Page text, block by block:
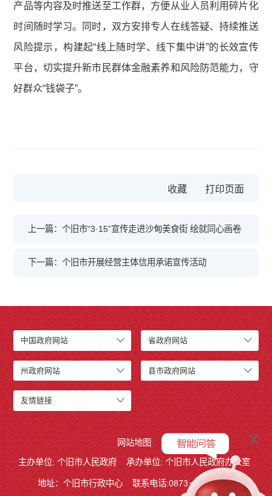
产品等内容及时推送至工作群，方便从业人员利用碎片化
时间随时学习。同时，双方安排专人在线答疑、持续推送
风险提示，构建起“线上随时学、线下集中讲”的长效宣传
平台，切实提升新市民群体金融素养和风险防范能力，守
好群众“钱袋子”。
收藏
上一篇：个旧市“3·15”宣传走进沙甸美食街 绘就同心画卷
下一篇：个旧市开展经营主体信用承诺宣传活动
中国政府网站 省政府网站
州政府网站 县市政府网站
友情链接
网站地图
主办单位: 个旧市人民政府
承办单位: 个旧市人民政府办公室
地址：个旧市行政中心 联系电话:0873－2123215
x